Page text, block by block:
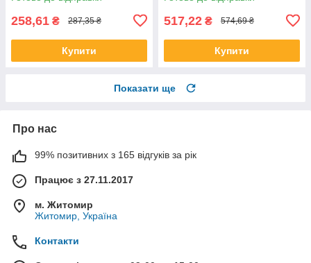
258,61 ₴ 287,35 ₴
Купити
517,22 ₴ 574,69 ₴
Купити
Показати ще
Про нас
99% позитивних з 165 відгуків за рік
Працює з 27.11.2017
м. Житомир
Житомир, Україна
Контакти